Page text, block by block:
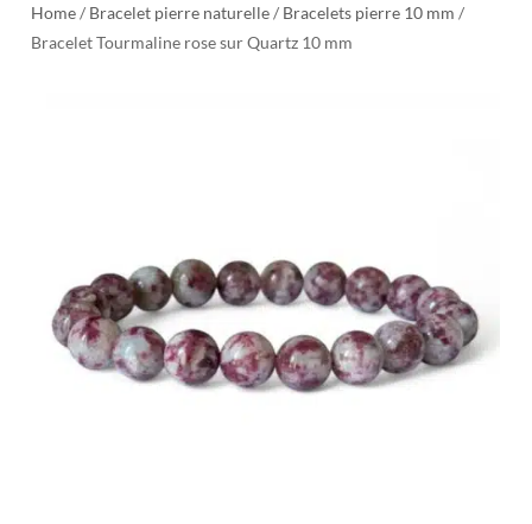
Home/ Bracelet pierre naturelle/ Bracelets pierre 10 mm /
Bracelet Tourmaline rose sur Quartz 10 mm